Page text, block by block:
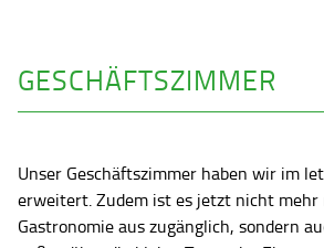
GESCHÄFTSZIMMER
Unser Geschäftszimmer haben wir im
erweitert. Zudem ist es jetzt nicht mehr
Gastronomie aus zugänglich, sondern